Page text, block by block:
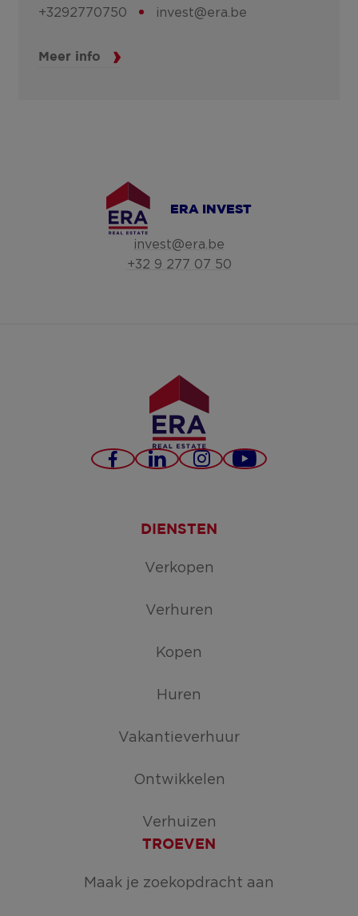
+3292770750
invest@era.be
Meer info
ERA INVEST
invest@era.be
+32 9 277 07 50
Facebook
LinkedInInstagramYouTube
DIENSTEN
Verkopen
Verhuren
Kopen
Huren
Vakantieverhuur
Ontwikkelen
Verhuizen
TROEVEN
Maak je zoekopdracht aan